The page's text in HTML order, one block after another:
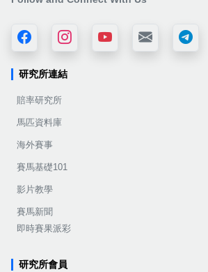
研究所連結
賠率研究所
馬匹資料庫
海外賽事
賽馬基礎101
影片教學
賽馬新聞
即時賽果派彩
研究所會員